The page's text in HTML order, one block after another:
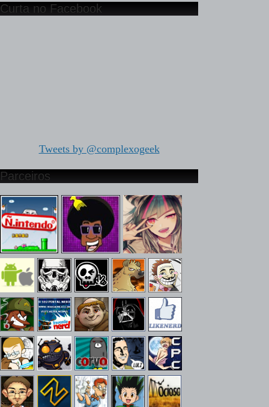
Curta no Facebook
Tweets by @complexogeek
Parceiros